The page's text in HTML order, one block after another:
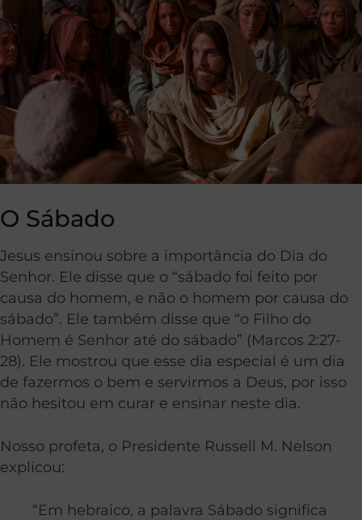
O Sábado
Jesus ensinou sobre a importância do Dia do
Senhor. Ele disse que o “sábado foi feito por
causa do homem, e não o homem por causa do
sábado”. Ele também disse que “o Filho do
Homem é Senhor até do sábado” (Marcos 2:27-
28). Ele mostrou que esse dia especial é um dia
de fazermos o bem e servirmos a Deus, por isso
não hesitou em curar e ensinar neste dia.
Nosso profeta, o Presidente Russell M. Nelson
explicou:
“Em hebraico, a palavra Sábado significa